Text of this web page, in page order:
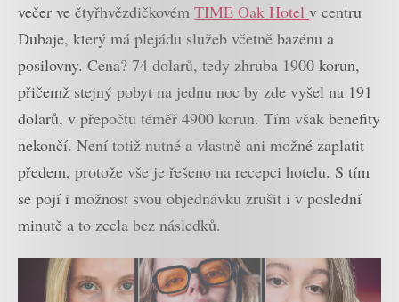
večer ve čtyřhvězdičkovém TIME Oak Hotel v centru
Dubaje, který má plejádu služeb včetně bazénu a
posilovny. Cena? 74 dolarů, tedy zhruba 1900 korun,
přičemž stejný pobyt na jednu noc by zde vyšel na 191
dolarů, v přepočtu téměř 4900 korun. Tím však benefity
nekončí. Není totiž nutné a vlastně ani možné zaplatit
předem, protože vše je řešeno na recepci hotelu. S tím
se pojí i možnost svou objednávku zrušit i v poslední
minutě a to zcela bez následků.